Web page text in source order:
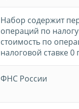
Набор содержит
операций по
стоимость по
налоговой ставке 0
ФНС России